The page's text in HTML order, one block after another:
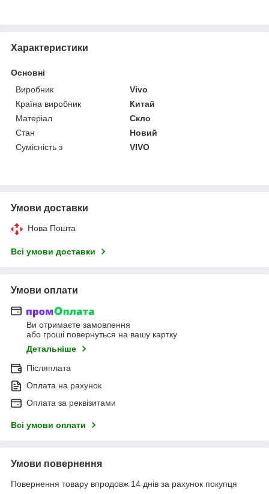
Характеристики
Основні
Виробник
Vivo
Країна виробник
Китай
Матеріал
Скло
Стан
Новий
Сумісність з
VIVO
Умови доставки
Нова Пошта
Всі умови доставки
Умови оплати
Ви отримаєте замовлення
або гроші повернуться на вашу картку
Детальніше
Післяплата
Оплата на рахунок
Оплата за реквізитами
Всі умови оплати
Умови повернення
Повернення товару впродовж 14 днів за рахунок покупця